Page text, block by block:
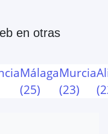
en otras
Málaga
(25)
Murcia
(23)
(